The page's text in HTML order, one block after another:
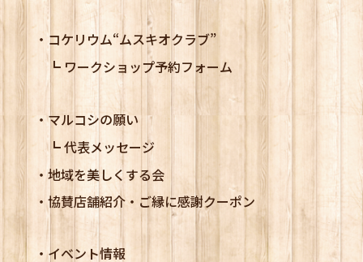
コケリウム“ムスキオクラブ”
ワークショップ予約フォーム
マルコシの願い
代表メッセージ
地域を美しくする会
協賛店舗紹介・ご縁に感謝クーポン
イベント情報